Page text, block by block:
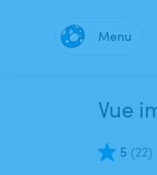
Menu
Vue
5 (22)